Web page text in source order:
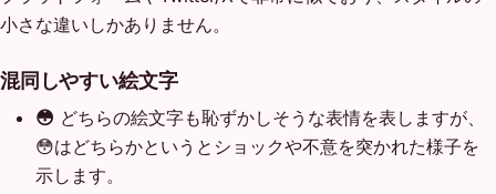
小さな違いしかありません。
混同しやすい絵文字
😳 どちらの絵文字も恥ずかしそうな表情を表しますが、
😳はどちらかというとショックや不意を突かれた様子を
示します。